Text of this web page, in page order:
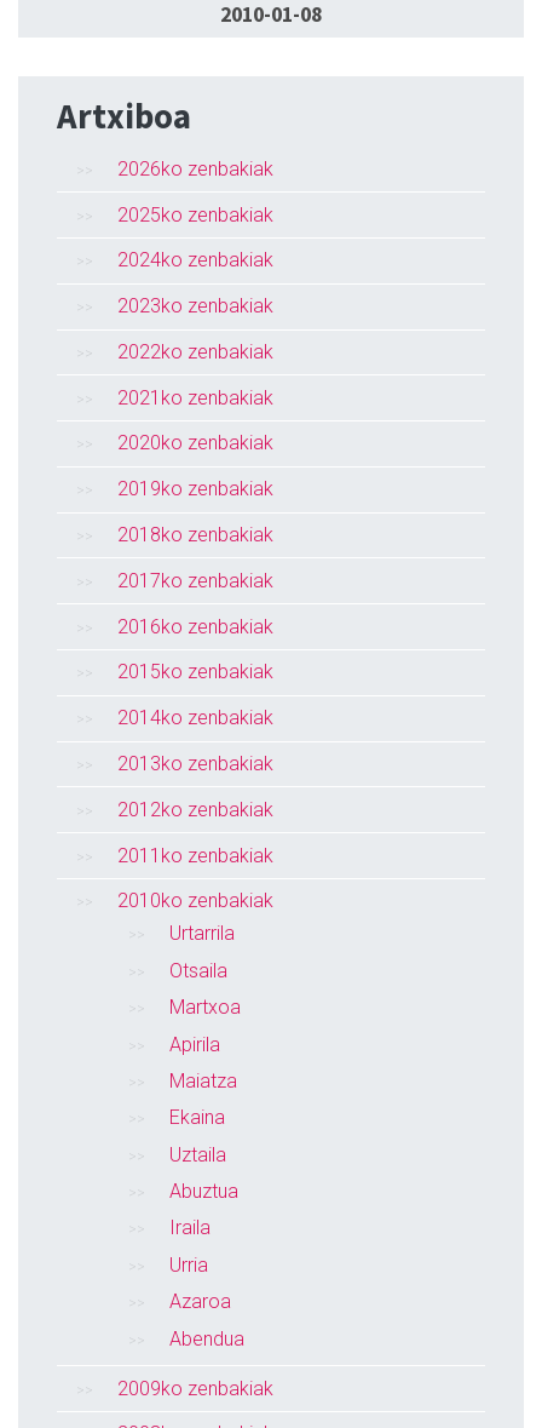
2010-01-08
Artxiboa
2026ko zenbakiak
2025ko zenbakiak
2024ko zenbakiak
2023ko zenbakiak
2022ko zenbakiak
2021ko zenbakiak
2020ko zenbakiak
2019ko zenbakiak
2018ko zenbakiak
2017ko zenbakiak
2016ko zenbakiak
2015ko zenbakiak
2014ko zenbakiak
2013ko zenbakiak
2012ko zenbakiak
2011ko zenbakiak
2010ko zenbakiak
Urtarrila
Otsaila
Martxoa
Apirila
Maiatza
Ekaina
Uztaila
Abuztua
Iraila
Urria
Azaroa
Abendua
2009ko zenbakiak